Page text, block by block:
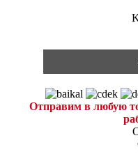
Отправим в любую